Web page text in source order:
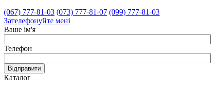
(067) 777-81-03 (073) 777-81-07 (099) 777-81-03
Зателефонуйте мені
Ваше ім'я
Телефон
Відправити
Каталог